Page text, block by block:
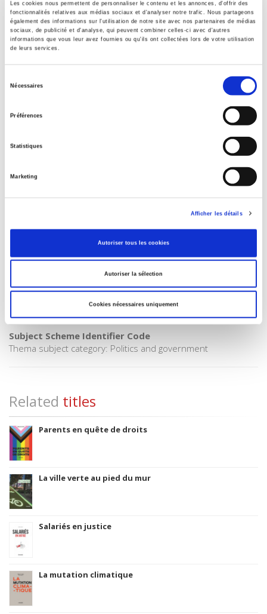
Les cookies nous permettent de personnaliser le contenu et les annonces, d'offrir des
fonctionnalités relatives aux médias sociaux et d'analyser notre trafic. Nous partageons
également des informations sur l'utilisation de notre site avec nos partenaires de médias
sociaux, de publicité et d'analyse, qui peuvent combiner celles-ci avec d'autres
informations que vous leur avez fournies ou qu'ils ont collectées lors de votre utilisation
de leurs services.
Nécessaires
Préférences
Statistiques
Marketing
Afficher les détails
Autoriser tous les cookies
Autoriser la sélection
Cookies nécessaires uniquement
Publisher
Presses de Sciences Po
Author
Maurice Duverger
Collection
Académique
French
Publisher Category
Publisher Category
Onix Audience Codes
06 Professional and scholarly
CLIL (Version 2013-2019)
3283 SCIENCES POLITIQUES
Title First Published
1967
Subject Scheme Identifier Code
Thema subject category: Politics and government
Related titles
Parents en quête de droits
La ville verte au pied du mur
Salariés en justice
La mutation climatique